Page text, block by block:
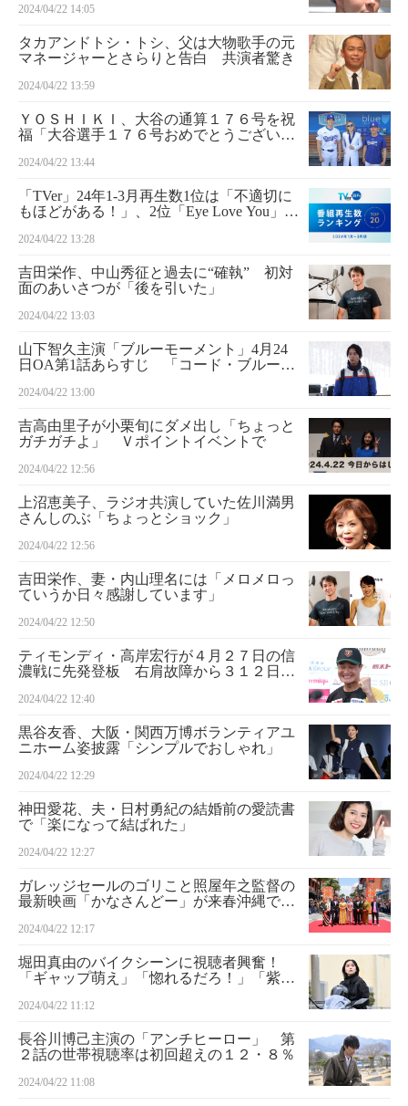
2024/04/22 14:05
タカアンドトシ・トシ、父は大物歌手の元
マネージャーとさらりと告白 共演者驚き
2024/04/22 13:59
ＹＯＳＨＩＫＩ、大谷の通算１７６号を祝
福「大谷選手１７６号おめでとうございま
2024/04/22 13:44
「TVer」24年1-3月再生数1位は「不適切に
もほどがある！」、2位「Eye Love You」…
2024/04/22 13:28
吉田栄作、中山秀征と過去に“確執” 初対
面のあいさつが「後を引いた」
2024/04/22 13:03
山下智久主演「ブルーモーメント」4月24
日OA第1話あらすじ 「コード・ブルー」
然災害に立ち向かう
2024/04/22 13:00
吉高由里子が小栗旬にダメ出し「ちょっと
ガチガチよ」 Ｖポイントイベントで
2024/04/22 12:56
上沼恵美子、ラジオ共演していた佐川満男
さんしのぶ「ちょっとショック」
2024/04/22 12:56
吉田栄作、妻・内山理名には「メロメロっ
ていうか日々感謝しています」
2024/04/22 12:50
ティモンディ・高岸宏行が４月２７日の信
濃戦に先発登板 右肩故障から３１２日ぶ
2024/04/22 12:40
黒谷友香、大阪・関西万博ボランティアユ
ニホーム姿披露「シンプルでおしゃれ」
2024/04/22 12:29
神田愛花、夫・日村勇紀の結婚前の愛読書
で「楽になって結ばれた」
2024/04/22 12:27
ガレッジセールのゴリこと照屋年之監督の
最新映画「かなさんどー」が来春沖縄で先
2024/04/22 12:17
堀田真由のバイクシーンに視聴者興奮！
「ギャップ萌え」「惚れるだろ！」「紫ノ
裏話語る TBS「アンチヒーロー」
2024/04/22 11:12
長谷川博己主演の「アンチヒーロー」 第
２話の世帯視聴率は初回超えの１２・８％
2024/04/22 11:08